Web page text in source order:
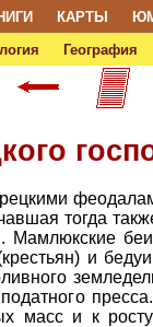
КАРТЫ
География
тогда
Мамлюкские
и
масс и к